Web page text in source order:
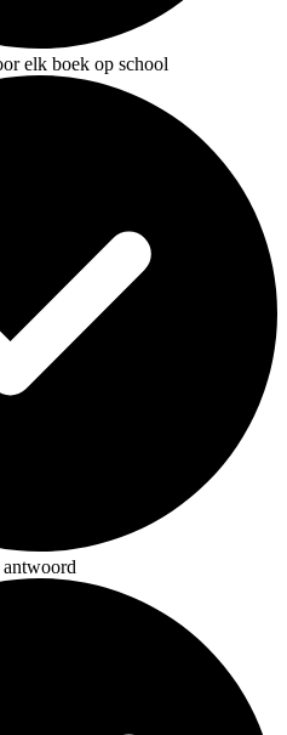
elk boek op school